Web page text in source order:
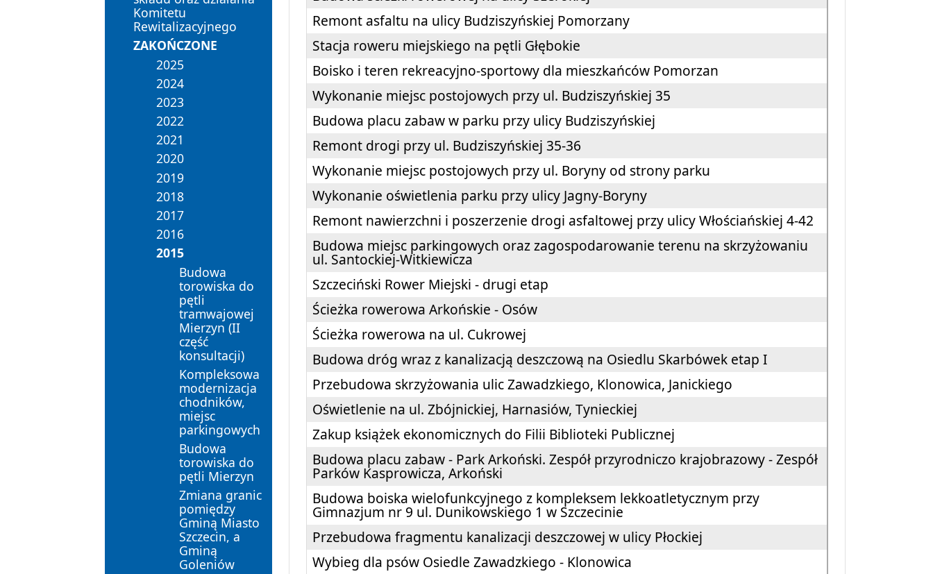
Komitetu
Rewitalizacyjnego
ZAKOŃCZONE
2025
2024
2023
2022
2021
2020
2019
2018
2017
2016
2015
Budowa
torowiska do
pętli
tramwajowej
Mierzyn (II
część
konsultacji)
Kompleksowa
modernizacja
chodników,
miejsc
parkingowych
Budowa
torowiska do
pętli Mierzyn
Zmiana granic
pomiędzy
Gminą Miasto
Szczecin, a
Gminą
Goleniów
Remont asfaltu na ulicy Budziszyńskiej Pomorzany
Stacja roweru miejskiego na pętli Głębokie
Boisko i teren rekreacyjno-sportowy dla mieszkańców Pomorzan
Wykonanie miejsc postojowych przy ul. Budziszyńskiej 35
Budowa placu zabaw w parku przy ulicy Budziszyńskiej
Remont drogi przy ul. Budziszyńskiej 35-36
Wykonanie miejsc postojowych przy ul. Boryny od strony parku
Wykonanie oświetlenia parku przy ulicy Jagny-Boryny
Remont nawierzchni i poszerzenie drogi asfaltowej przy ulicy Włościańskiej 4-42
Budowa miejsc parkingowych oraz zagospodarowanie terenu na skrzyżowaniu
ul. Santockiej-Witkiewicza
Szczeciński Rower Miejski - drugi etap
Ścieżka rowerowa Arkońskie - Osów
Ścieżka rowerowa na ul. Cukrowej
Budowa dróg wraz z kanalizacją deszczową na Osiedlu Skarbówek etap I
Przebudowa skrzyżowania ulic Zawadzkiego, Klonowica, Janickiego
Oświetlenie na ul. Zbójnickiej, Harnasiów, Tynieckiej
Zakup książek ekonomicznych do Filii Biblioteki Publicznej
Budowa placu zabaw - Park Arkoński. Zespół przyrodniczo krajobrazowy - Zespół
Parków Kasprowicza, Arkoński
Budowa boiska wielofunkcyjnego z kompleksem lekkoatletycznym przy
Gimnazjum nr 9 ul. Dunikowskiego 1 w Szczecinie
Przebudowa fragmentu kanalizacji deszczowej w ulicy Płockiej
Wybieg dla psów Osiedle Zawadzkiego - Klonowica